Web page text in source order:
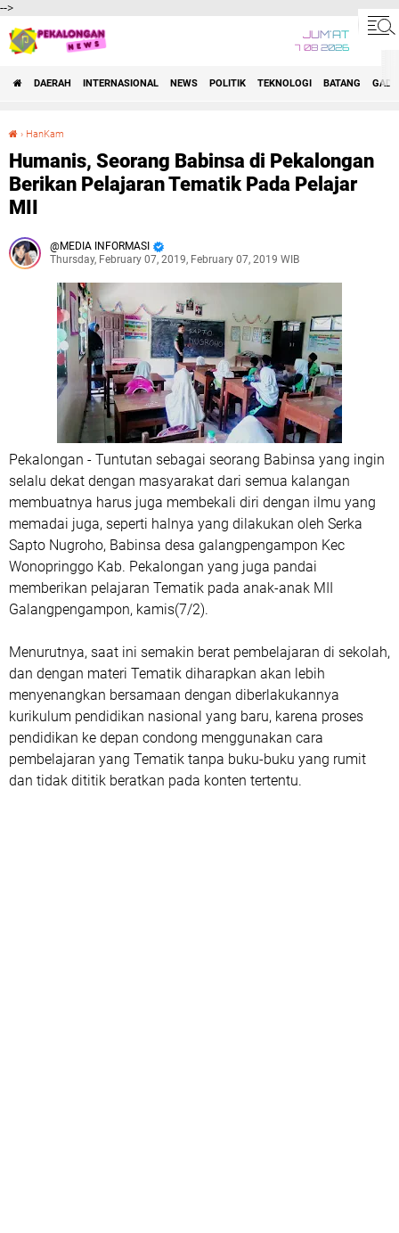
-->
JUM'AT
7 08 2026
DAERAH INTERNASIONAL NEWS POLITIK TEKNOLOGI BATANG
› HanKam
Humanis, Seorang Babinsa di Pekalongan
Berikan Pelajaran Tematik Pada Pelajar
MII
MEDIA INFORMASI
Thursday, February 07, 2019, February 07, 2019 WIB
Pekalongan - Tuntutan sebagai seorang Babinsa yang ingin
selalu dekat dengan masyarakat dari semua kalangan
membuatnya harus juga membekali diri dengan ilmu yang
memadai juga, seperti halnya yang dilakukan oleh Serka
Sapto Nugroho, Babinsa desa galangpengampon Kec
Wonopringgo Kab. Pekalongan yang juga pandai
memberikan pelajaran Tematik pada anak-anak MII
Galangpengampon, kamis(7/2).
Menurutnya, saat ini semakin berat pembelajaran di sekolah,
dan dengan materi Tematik diharapkan akan lebih
menyenangkan bersamaan dengan diberlakukannya
kurikulum pendidikan nasional yang baru, karena proses
pendidikan ke depan condong menggunakan cara
pembelajaran yang Tematik tanpa buku-buku yang rumit
dan tidak dititik beratkan pada konten tertentu.